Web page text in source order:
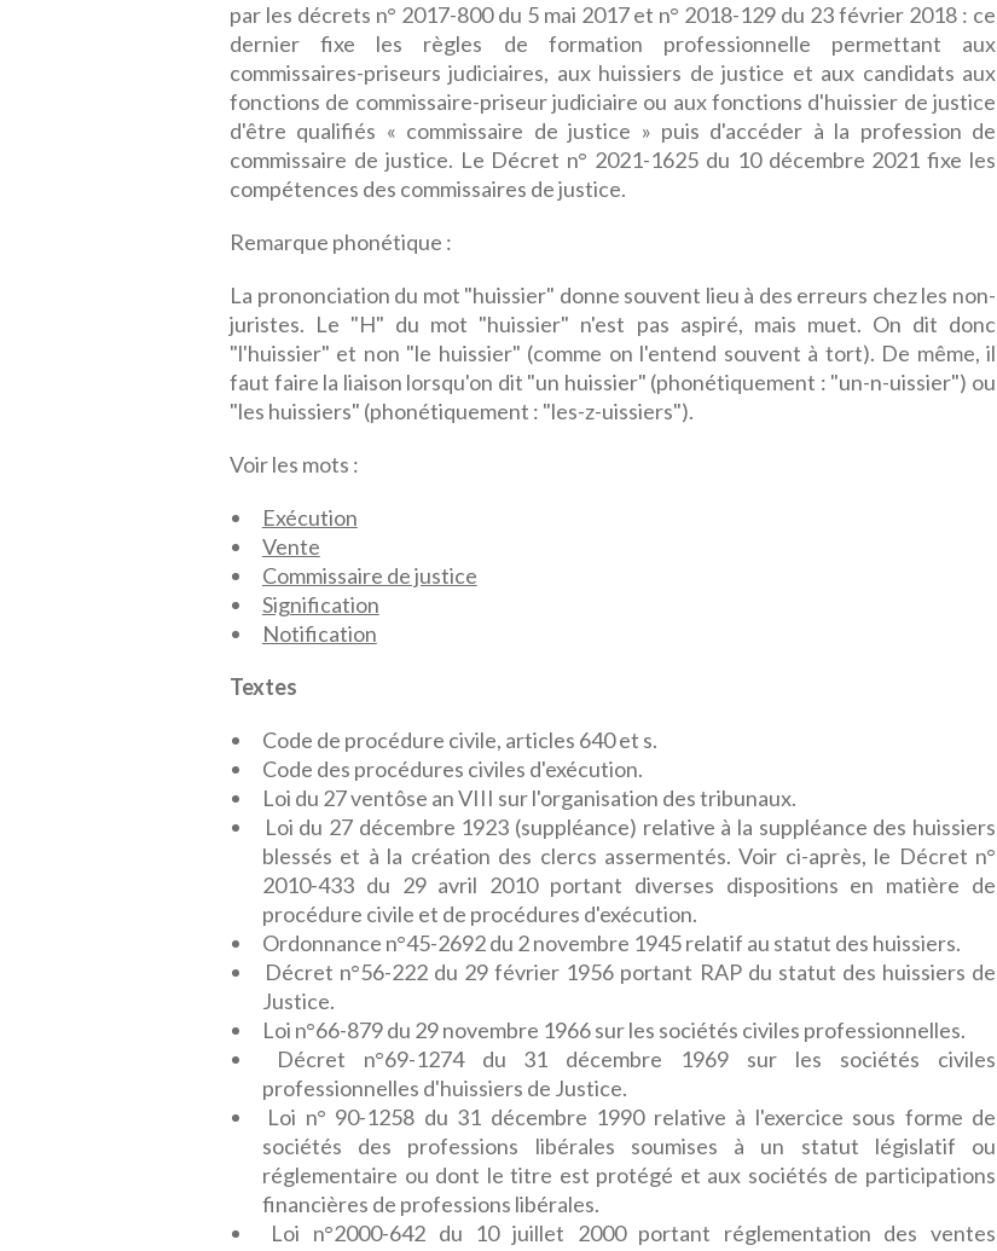
par les décrets n° 2017-800 du 5 mai 2017 et n° 2018-129 du 23 février 2018 : ce
dernier fixe les règles de formation professionnelle permettant aux
commissaires-priseurs judiciaires, aux huissiers de justice et aux candidats aux
fonctions de commissaire-priseur judiciaire ou aux fonctions d'huissier de justice
d'être qualifiés « commissaire de justice » puis d'accéder à la profession de
commissaire de justice. Le Décret n° 2021-1625 du 10 décembre 2021 fixe les
compétences des commissaires de justice.
Remarque phonétique :
La prononciation du mot "huissier" donne souvent lieu à des erreurs chez les non-
juristes. Le "H" du mot "huissier" n'est pas aspiré, mais muet. On dit donc
"l'huissier" et non "le huissier" (comme on l'entend souvent à tort). De même, il
faut faire la liaison lorsqu'on dit "un huissier" (phonétiquement : "un-n-uissier") ou
"les huissiers" (phonétiquement : "les-z-uissiers").
Voir les mots :
Exécution
Vente
Commissaire de justice
Signification
Notification
Textes
Code de procédure civile, articles 640 et s.
Code des procédures civiles d'exécution.
Loi du 27 ventôse an VIII sur l'organisation des tribunaux.
Loi du 27 décembre 1923 (suppléance) relative à la suppléance des huissiers
blessés et à la création des clercs assermentés. Voir ci-après, le Décret n°
2010-433 du 29 avril 2010 portant diverses dispositions en matière de
procédure civile et de procédures d'exécution.
Ordonnance n°45-2692 du 2 novembre 1945 relatif au statut des huissiers.
Décret n°56-222 du 29 février 1956 portant RAP du statut des huissiers de
Justice.
Loi n°66-879 du 29 novembre 1966 sur les sociétés civiles professionnelles.
Décret n°69-1274 du 31 décembre 1969 sur les sociétés civiles
professionnelles d'huissiers de Justice.
Loi n° 90-1258 du 31 décembre 1990 relative à l'exercice sous forme de
sociétés des professions libérales soumises à un statut législatif ou
réglementaire ou dont le titre est protégé et aux sociétés de participations
financières de professions libérales.
Loi n°2000-642 du 10 juillet 2000 portant réglementation des ventes